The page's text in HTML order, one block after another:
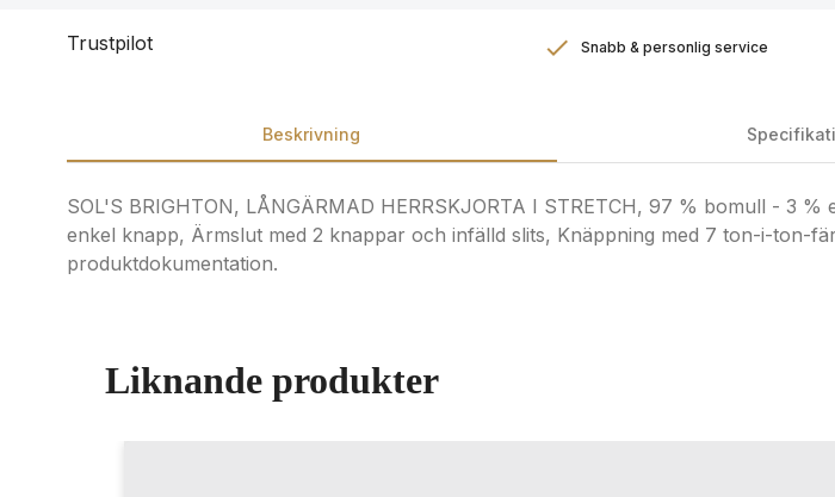
Trustpilot Snabb & personlig service
Beskrivning
SOL'S BRIGHTON, LÅNGÄRMAD HERRSKJORTA I STRETCH, 97 % bomull - 3
enkel knapp, Ärmslut med 2 knappar och infälld slits, Knäppning med 7 ton-i-ton-
produktdokumentation.
Liknande produkter